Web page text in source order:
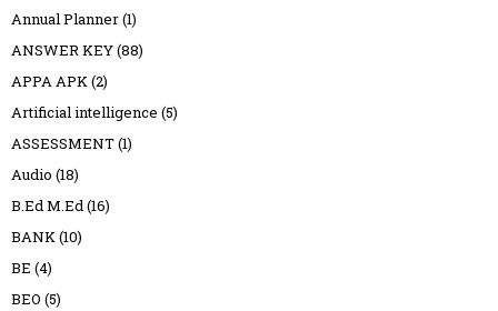
Annual Planner(1)
ANSWER KEY(88)
APPA APK(2)
Artificial intelligence (5)
ASSESSMENT(1)
Audio (18)
B.Ed M.Ed(16)
BANK(10)
BE (4)
BEO (5)